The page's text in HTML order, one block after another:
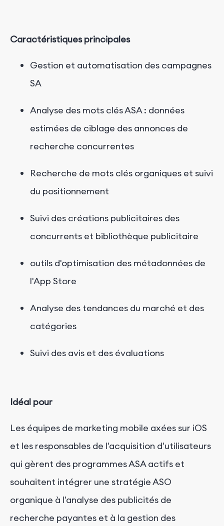
Caractéristiques principales
Gestion et automatisation des campagnes
SA
Analyse des mots clés ASA : données
estimées de ciblage des annonces de
recherche concurrentes
Recherche de mots clés organiques et suivi
du positionnement
Suivi des créations publicitaires des
concurrents et bibliothèque publicitaire
outils d'optimisation des métadonnées de
l'App Store
Analyse des tendances du marché et des
catégories
Suivi des avis et des évaluations
Idéal pour
Les équipes de marketing mobile axées sur iOS
et les responsables de l'acquisition d'utilisateurs
qui gèrent des programmesASAactifs et
souhaitent intégrer une stratégie ASO
organique à l'analyse des publicités de
recherche payantes et à la gestion des